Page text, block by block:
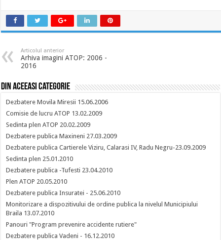
Articolul anterior
Arhiva imagini ATOP: 2006 -
2016
Din aceeasi categorie
Dezbatere Movila Miresii 15.06.2006
Comisie de lucru ATOP 13.02.2009
Sedinta plen ATOP 20.02.2009
Dezbatere publica Maxineni 27.03.2009
Dezbatere publica Cartierele Viziru, Calarasi IV, Radu Negru-23.09.2009
Sedinta plen 25.01.2010
Dezbatere publica -Tufesti 23.04.2010
Plen ATOP 20.05.2010
Dezbatere publica Insuratei - 25.06.2010
Monitorizare a dispozitivului de ordine publica la nivelul Municipiului
Braila 13.07.2010
Panouri "Program prevenire accidente rutiere"
Dezbatere publica Vadeni - 16.12.2010